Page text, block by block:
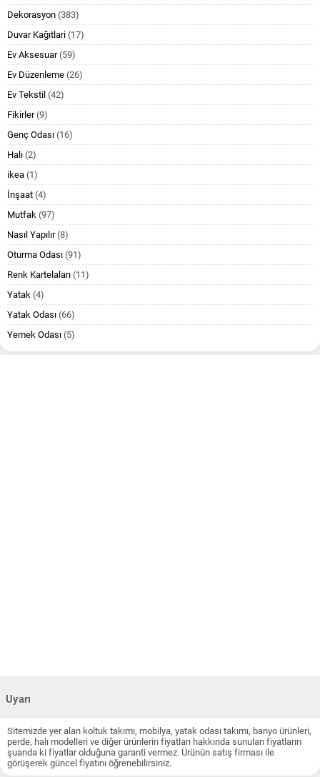
Dekorasyon (383)
Duvar Kağıtlari (17)
Ev Aksesuar(59)
Ev Düzenleme (26)
Ev Tekstil (42)
Fikirler(9)
Genç Odası (16)
Halı (2)
ikea (1)
İnşaat (4)
Mutfak (97)
Nasıl Yapılır(8)
Oturma Odası (91)
Renk Kartelaları (11)
Yatak (4)
Yatak Odası (66)
Yemek Odası (5)
Uyarı
Sitemizde yer alan koltuk takımı, mobilya, yatak odası takımı, banyo ürünleri,
perde, halı modelleri ve diğer ürünlerin fiyatları hakkında sunulan fiyatların
şuanda ki fiyatlar olduğuna garanti vermez. Ürünün satış firması ile
görüşerek güncel fiyatını öğrenebilirsiniz.